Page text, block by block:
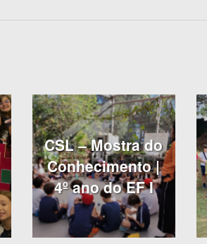
CSL – Mostra do
Conhecimento |
4º ano do EF I